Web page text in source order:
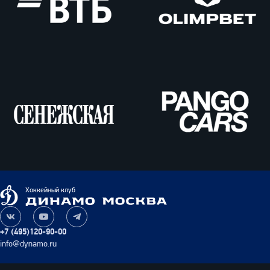
Cars
Динамо
Москва
Хоккейный клуб
+7 (495)120-90-00
info@dynamo.ru
Наша
группа
ВКонтакте
Наш
канал
на
Наш
канал